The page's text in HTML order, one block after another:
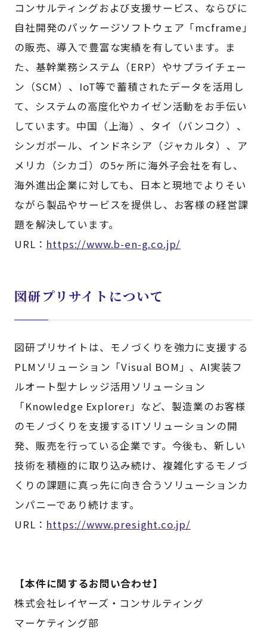
コンサルティングおよび支援サービス、ならびに
自社開発のパッケージソフトウェア「mcframe」
の販売、導入で豊富な実績を有しています。ま
た、基幹業務システム（ERP）やサプライチェー
ン（SCM）、IoT等で蓄積されたデータを活用し
て、システムの高度化やカイゼン活動をお手伝い
しています。中国（上海）、タイ（バンコク）、
シンガポール、インドネシア（ジャカルタ）、ア
メリカ（シカゴ）の5ヶ所に海外子会社を有し、
海外進出企業に対しても、日本と現地でよりそい
ながら製品やサービスを提供し、お客様の経営課
題を解決しています。
URL： https://www.b-en-g.co.jp/
図研プリサイトについて
図研プリサイトは、モノづくりを強力に支援する
PLMソリューション「Visual BOM」、AI実装フ
ルオート型ナレッジ活用ソリューション
「Knowledge Explorer」など、製造業のお客様
のモノづくりを支援するITソリューションの開
発、販売を行っている企業です。今後も、新しい
技術を積極的に取り込み続け、複雑化するモノづ
くりの課題に真っ先に向き合うソリューションカ
ンパニーであり続けます。
URL： https://www.presight.co.jp/
【本件に関するお問い合わせ】
株式会社レイヤーズ・コンサルティング
マーケティング部